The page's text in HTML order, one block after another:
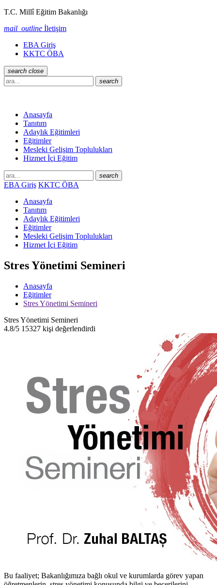
T.C. Millî Eğitim Bakanlığı
mail_outline İletişim
EBA Giriş
KKTC ÖBA
search close
search
Anasayfa
Tanıtım
Adaylık Eğitimleri
Eğitimler
Mesleki Gelişim Toplulukları
Hizmet İçi Eğitim
search
EBA Giriş KKTC ÖBA
Anasayfa
Tanıtım
Adaylık Eğitimleri
Eğitimler
Mesleki Gelişim Toplulukları
Hizmet İçi Eğitim
Stres Yönetimi Semineri
Anasayfa
Eğitimler
Stres Yönetimi Semineri
Stres Yönetimi Semineri
4.8/5 15327 kişi değerlendirdi
Bu faaliyet; Bakanlığımıza bağlı okul ve kurumlarda görev yapan